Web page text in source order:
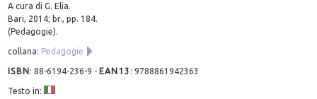
A cura di G. Elia.
Bari, 2014; br., pp. 184.
(Pedagogie).
collana: Pedagogie
ISBN:88-6194-236-9 - EAN13 :9788861942363
Testo in: